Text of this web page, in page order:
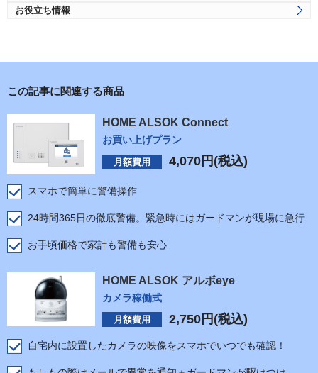
お役立ち情報
この記事に関連する商品
HOME ALSOK Connect
お買い上げプラン
月額費用 4,070 円(税込)
スマホで簡単に警備操作
24時間365日の徹底警備。緊急時にはガードマンが現場に急行
お手頃価格で家計も警備も安心
HOME ALSOK アルボeye
カメラ稼働式
月額費用 2,750 円(税込)
自宅内に設置したカメラの映像をスマホでいつでも確認！